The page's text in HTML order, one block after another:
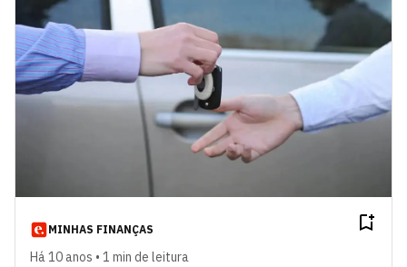
MINHAS FINANÇAS
Há 10 anos • 1 min de leitura